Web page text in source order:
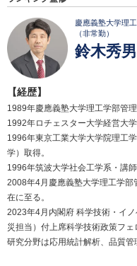
慶應義塾大学理
（非常勤）
鈴木秀男
【経歴】
1989年慶應義塾大学理工学部管理
1992年ロチェスター大学経営大学
1996年東京工業大学大学院理工
学）取得。
1996年筑波大学社会工学系・講
2008年4月慶應義塾大学理工学
在に至る。
2023年4月内閣府 科学技術・イ
災担当）付上席科学技術政策フェ
研究分野は応用統計解析、品質管